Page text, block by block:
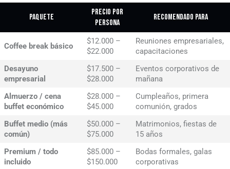
Paquete
Precio por
persona
Recomendado para
Coffee break básico
$12.000 –
$22.000
Reuniones empresariales,
capacitaciones
Desayuno
empresarial
$17.500 –
$28.000
Eventos corporativos de
mañana
Almuerzo / cena
buffet económico
$28.000 –
$45.000
Cumpleaños, primera
comunión, grados
Buffet medio (más
común)
$50.000 –
$75.000
Matrimonios, fiestas de
15 años
Premium / todo
incluido
$85.000 –
$150.000
Bodas formales, galas
corporativas